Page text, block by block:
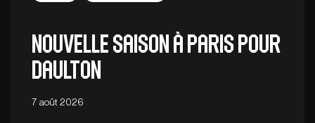
Nouvelle saison à Paris pour
Daulton
7 août 2026